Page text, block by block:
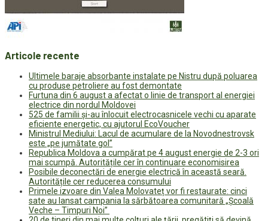
Articole recente
Ultimele baraje absorbante instalate pe Nistru după poluarea
cu produse petroliere au fost demontate
Furtuna din 6 august a afectat o linie de transport al energiei
electrice din nordul Moldovei
525 de familii și-au înlocuit electrocasnicele vechi cu aparate
eficiente energetic, cu ajutorul EcoVoucher
Ministrul Mediului: Lacul de acumulare de la Novodnestrovsk
este „pe jumătate gol”
Republica Moldova a cumpărat pe 4 august energie de 2-3 ori
mai scumpă. Autoritățile cer în continuare economisirea
Posibile deconectări de energie electrică în această seară.
Autoritățile cer reducerea consumului
Primele izvoare din Valea Molovateț vor fi restaurate: cinci
sate au lansat campania la sărbătoarea comunitară „Școală
Veche – Timpuri Noi”